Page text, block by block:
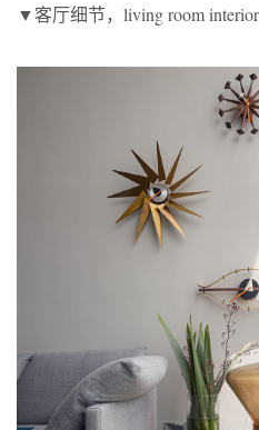
▼客厅细节，living room interior